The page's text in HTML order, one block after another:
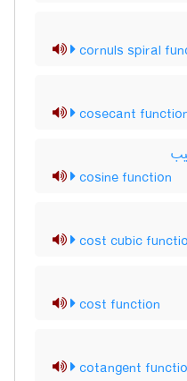
cornuls spiral
cosecant
cosine function
cost cubic
cost function
cotangent